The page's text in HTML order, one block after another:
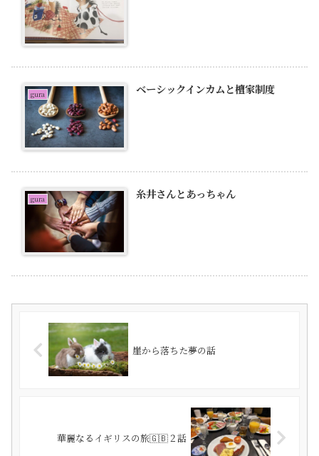
gura ベーシックインカムと檀家制度
gura 糸井さんとあっちゃん
崖から落ちた夢の話
華麗なるイギリスの旅🇬🇧２話